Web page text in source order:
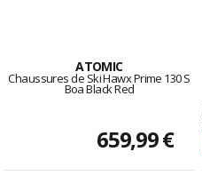
ATOMIC
Chaussures de Ski Hawx Prime 130 S
Boa Black Red
659,99 €